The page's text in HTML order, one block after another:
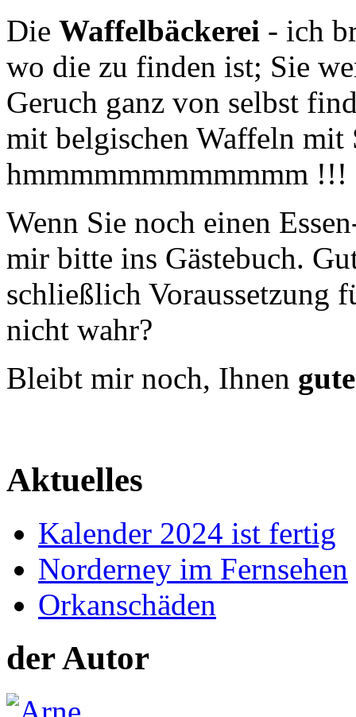
Die Waffelbäckerei - ich
wo die zu finden ist; Sie
Geruch ganz von selbst
mit belgischen Waffeln mit
hmmmmmmmmmmmm !!!
Wenn Sie noch einen
mir bitte ins Gästebuch.
schließlich Voraussetzung
nicht wahr?
Bleibt mir noch, Ihnen
Aktuelles
Kalender 2024 ist fertig
Norderney im Fernsehen
Orkanschäden
der Autor